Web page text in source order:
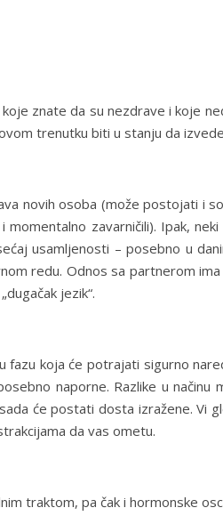
znate da su nezdrave i koje
trenutku biti u stanju da
novih osoba (može postojati i
zavarničili). Ipak,
usamljenosti – posebno u
redu. Odnos sa partnerom
jezik“.
fazu koja će potrajati sigurno
naporne. Razlike u načinu
će postati dosta izražene. Vi
da vas ometu.
traktom, pa čak i hormonske